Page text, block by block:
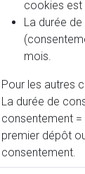
cookies est
La durée
mois.
Pour les autres
La durée de
consentement
premier dépôt
consentement.